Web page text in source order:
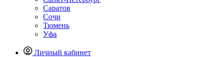
Саратов
Сочи
Тюмень
Уфа
Личный кабинет